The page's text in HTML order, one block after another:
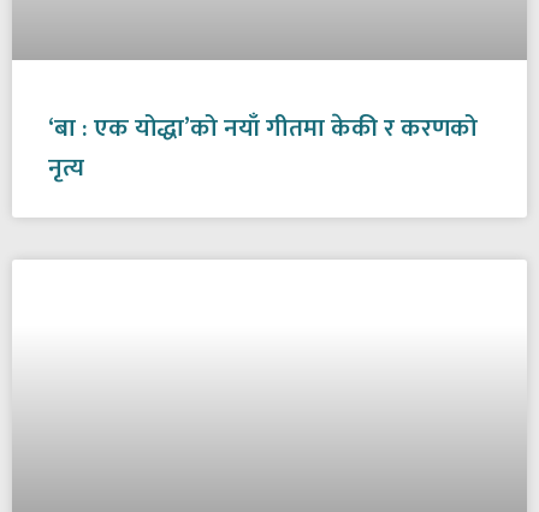
‘बा : एक योद्धा’को नयाँ गीतमा केकी र करणको
नृत्य